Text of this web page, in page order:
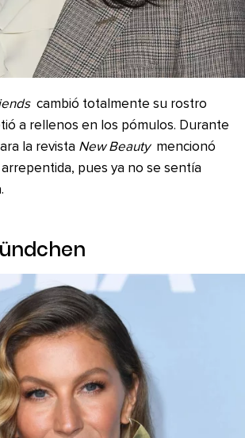
cambió totalmente su rostro
a rellenos en los pómulos. Durante
la revista New Beauty mencionó
pues ya no se sentía